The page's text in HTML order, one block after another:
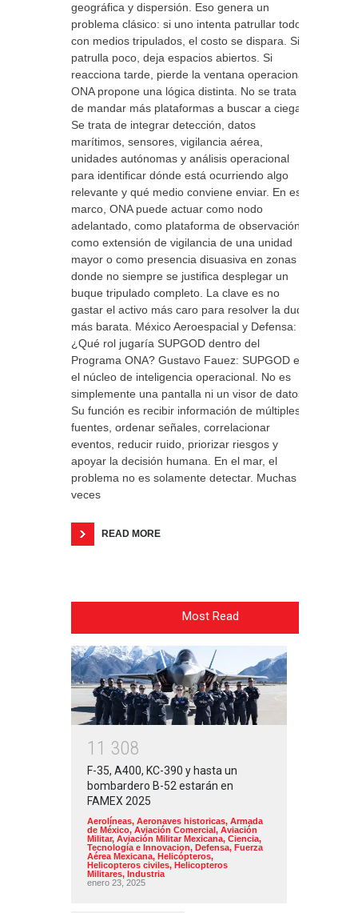
geográfica y dispersión. Eso genera un
problema clásico: si uno intenta patrullar todo
con medios tripulados, el costo se dispara. Si
patrulla poco, deja espacios abiertos. Si
reacciona tarde, pierde la ventana operacional.
ONA propone una lógica distinta. No se trata
de mandar más plataformas a buscar a ciegas.
Se trata de integrar detección, datos
marítimos, sensores, vigilancia aérea,
unidades autónomas y análisis operacional
para identificar dónde está ocurriendo algo
relevante y qué medio conviene enviar. En ese
marco, ONA puede actuar como nodo
adelantado, como plataforma de observación,
como extensión de vigilancia de una unidad
mayor o como presencia disuasiva en zonas
donde no siempre se justifica desplegar un
buque tripulado completo. La clave es no
gastar el activo más caro para resolver la duda
más barata. México Aeroespacial y Defensa:
¿Qué rol jugaría SUPGOD dentro del
Programa ONA? Gustavo Fauez: SUPGOD es
el núcleo de inteligencia operacional. No es
simplemente una pantalla ni un visor de datos.
Su función es recibir información de múltiples
fuentes, ordenar señales, correlacionar
eventos, reducir ruido, priorizar riesgos y
apoyar la decisión humana. En el mar, el
problema no es solamente detectar. Muchas
veces
READ MORE
Most Read
1 1 308
F-35, A400, KC-390 y hasta un
bombardero B-52 estarán en
FAMEX 2025
Aerolíneas, Aeronaves historicas, Armada
de México, Aviación Comercial, Aviación
Militar, Aviación Militar Mexicana, Ciencia,
Tecnología e Innovacion, Defensa, Fuerza
Aérea Mexicana, Helicópteros,
Helicopteros civiles, Helicopteros
Militares, Industria
enero 23, 2025